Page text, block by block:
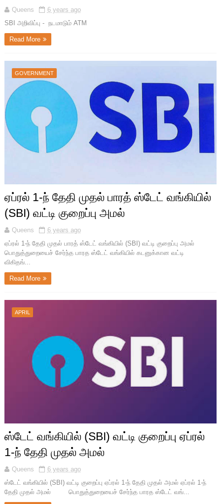
Queens
6 years ago
SBI அறிவிப்பு - நடமாடும் ATM
Read More
GOVERNMENT
ஏப்ரல் 1-ந் தேதி முதல் பாரத் ஸ்டேட் வங்கியில்
(SBI) வட்டி குறைப்பு அமல்
Queens
6 years ago
ஏப்ரல் 1-ந் தேதி முதல் பாரத் ஸ்டேட் வங்கியில் (SBI) வட்டி குறைப்பு அமல்
பொதுத்துறையைச் சேர்ந்த பாரத ஸ்டேட் வங்கியில் கடனுக்கான வட்டி
விகிதங்...
Read More
APRIL
ஸ்டேட் வங்கியில் (SBI) வட்டி குறைப்பு ஏப்ரல்
1-ந் தேதி முதல் அமல்
Queens
6 years ago
ஸ்டேட் வங்கியில் (SBI) வட்டி குறைப்பு ஏப்ரல் 1-ந் தேதி முதல் அமல் ஏப்ரல் 1-ந்
தேதி முதல் அமல் பொதுத்துறையைச் சேர்ந்த பாரத ஸ்டேட் வங்...